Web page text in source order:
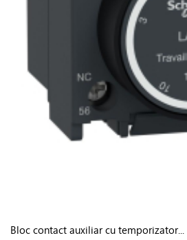
Bloc contact auxiliar cu temporizator...